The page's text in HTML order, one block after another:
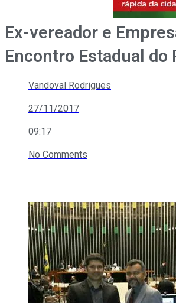
Ex-vereador e
Encontro Estadual do
Vandoval Rodrigues
27/11/2017
09:17
No Comments